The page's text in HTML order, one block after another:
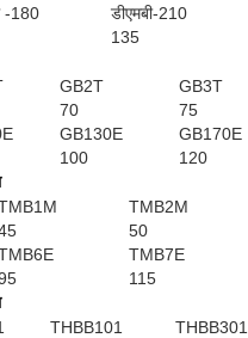
-180
डीएमबी-210
135
GB2T
GB3T
70
75
GB130E
GB170E
100
120
TMB2M
50
TMB7E
115
THBB101
THBB301